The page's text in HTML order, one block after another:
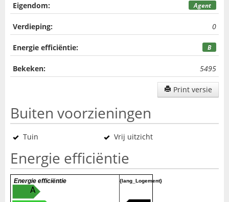
Eigendom: Agent
Verdieping: 0
Energie efficiëntie: B
Bekeken: 5495
Print versie
Buiten voorzieningen
Tuin Vrij uitzicht
Energie efficiëntie
A
Energie efficiëntie {lang_Logement}